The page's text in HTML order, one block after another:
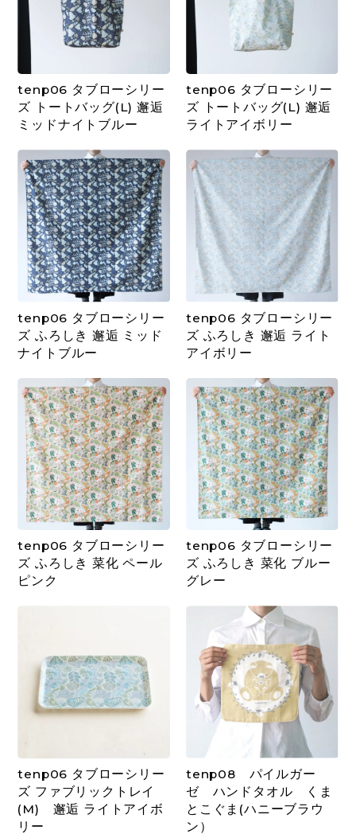
tenp06 タブローシリー
ズ トートバッグ(L) 邂逅
ミッドナイトブルー
tenp06 タブローシリー
ズ トートバッグ(L) 邂逅
ライトアイボリー
tenp06 タブローシリー
ズ ふろしき 邂逅 ミッド
ナイトブルー
tenp06 タブローシリー
ズ ふろしき 邂逅 ライト
アイボリー
tenp06 タブローシリー
ズ ふろしき 菜化 ペール
ピンク
tenp06 タブローシリー
ズ ふろしき 菜化 ブルー
グレー
tenp06 タブローシリー
ズ ファブリックトレイ
(M) 邂逅 ライトアイボ
リー
tenp08 パイルガー
ゼ ハンドタオル くま
とこぐま(ハニーブラウ
ン）